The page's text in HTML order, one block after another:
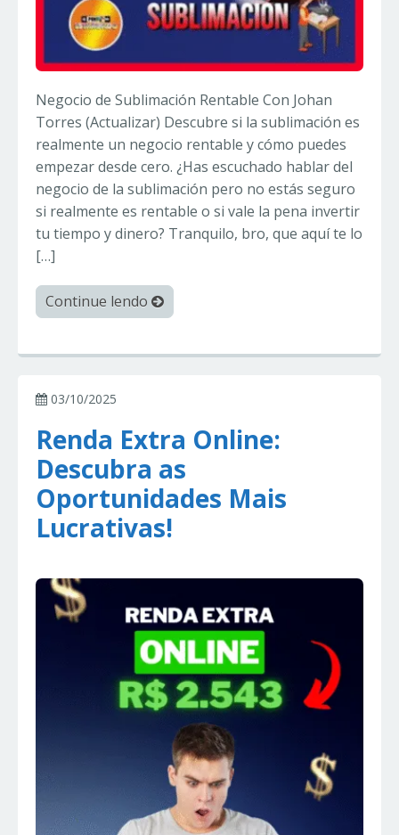
Negocio de Sublimación Rentable Con Johan
Torres (Actualizar) Descubre si la sublimación es
realmente un negocio rentable y cómo puedes
empezar desde cero. ¿Has escuchado hablar del
negocio de la sublimación pero no estás seguro
si realmente es rentable o si vale la pena invertir
tu tiempo y dinero? Tranquilo, bro, que aquí te lo
[…]
Continue lendo
03/10/2025
Renda Extra Online:
Descubra as
Oportunidades Mais
Lucrativas!